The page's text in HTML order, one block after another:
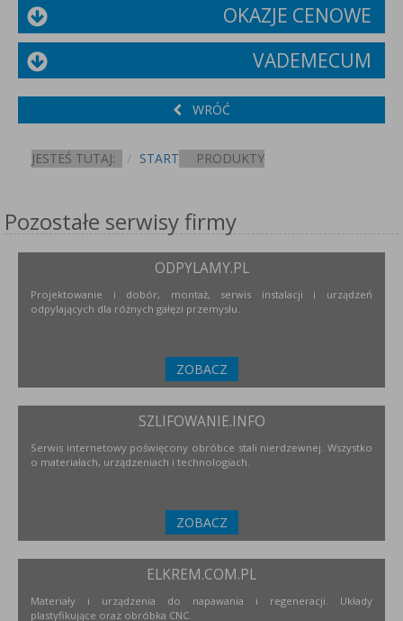
OKAZJE CENOWE
VADEMECUM
WRÓĆ
JESTEŚ TUTAJ: START PRODUKTY
Pozostałe serwisy firmy
ODPYLAMY.PL
Projektowanie i dobór, montaż, serwis instalacji i urządzeń
odpylających dla różnych gałęzi przemysłu.
ZOBACZ
SZLIFOWANIE.INFO
Serwis internetowy poświęcony obróbce stali nierdzewnej. Wszystko
o materiałach, urządzeniach i technologiach.
ZOBACZ
ELKREM.COM.PL
Materiały i urządzenia do napawania i regeneracji. Układy
plastyfikujące oraz obróbka CNC.